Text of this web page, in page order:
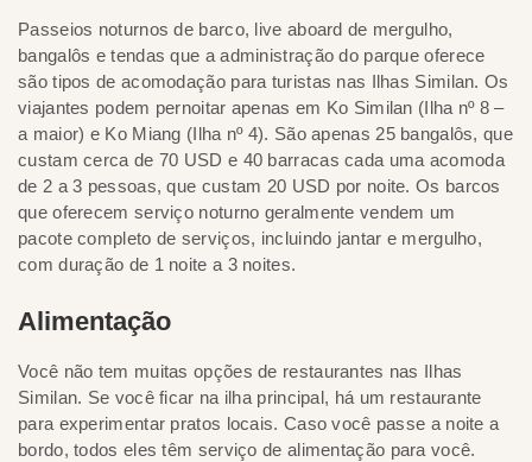
Passeios noturnos de barco, live aboard de mergulho,
bangalôs e tendas que a administração do parque oferece
são tipos de acomodação para turistas nas Ilhas Similan. Os
viajantes podem pernoitar apenas em Ko Similan (Ilha nº 8 –
a maior) e Ko Miang (Ilha nº 4). São apenas 25 bangalôs, que
custam cerca de 70 USD e 40 barracas cada uma acomoda
de 2 a 3 pessoas, que custam 20 USD por noite. Os barcos
que oferecem serviço noturno geralmente vendem um
pacote completo de serviços, incluindo jantar e mergulho,
com duração de 1 noite a 3 noites.
Alimentação
Você não tem muitas opções de restaurantes nas Ilhas
Similan. Se você ficar na ilha principal, há um restaurante
para experimentar pratos locais. Caso você passe a noite a
bordo, todos eles têm serviço de alimentação para você.